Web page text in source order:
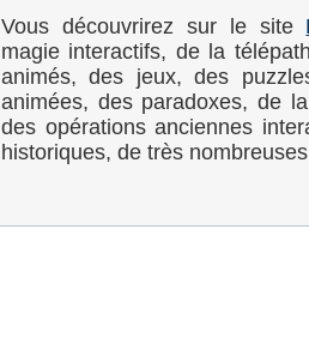
Vous découvrirez sur le site
magie interactifs, de la
animés, des jeux, des
animées, des paradoxes, de
des opérations anciennes
historiques, de très